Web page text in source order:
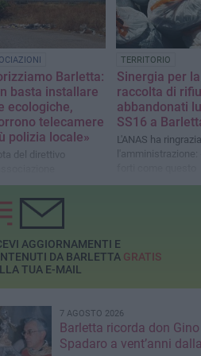
Barletta:
basta installare
ecologiche,
telecamere
polizia locale»
del direttivo
TERRITORIO
Sinergia per la
raccolta di
abbandonati
SS16 a
L'ANAS ha
l'amministrazione:
AGGIORNAMENTI E
DA BARLETTA GRATIS
TUA E-MAIL
7 AGOSTO 2026
Barletta ricorda don Gino
Spadaro a vent’anni dalla